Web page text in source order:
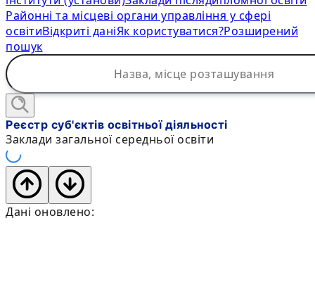
Районні та місцеві органи управління у сфері
освітиВідкриті даніЯк користуватися?Розширений
пошук
Реєстр суб'єктів освітньої діяльності
Заклади загальної середньої освіти
Дані оновлено: